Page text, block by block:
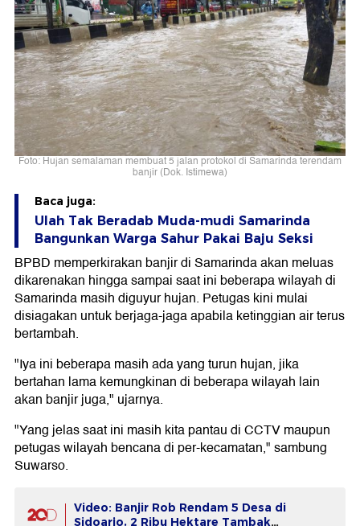
Foto: Hujan semalaman membuat 5 jalan protokol di Samarinda terendam
banjir (Dok. Istimewa)
Baca juga:
Ulah Tak Beradab Muda-mudi Samarinda
Bangunkan Warga Sahur Pakai Baju Seksi
BPBD memperkirakan banjir di Samarinda akan meluas
dikarenakan hingga sampai saat ini beberapa wilayah di
Samarinda masih diguyur hujan. Petugas kini mulai
disiagakan untuk berjaga-jaga apabila ketinggian air terus
bertambah.
"Iya ini beberapa masih ada yang turun hujan, jika
bertahan lama kemungkinan di beberapa wilayah lain
akan banjir juga," ujarnya.
"Yang jelas saat ini masih kita pantau di CCTV maupun
petugas wilayah bencana di per-kecamatan," sambung
Suwarso.
Video: Banjir Rob Rendam 5 Desa di
Sidoarjo, 2 Ribu Hektare Tambak